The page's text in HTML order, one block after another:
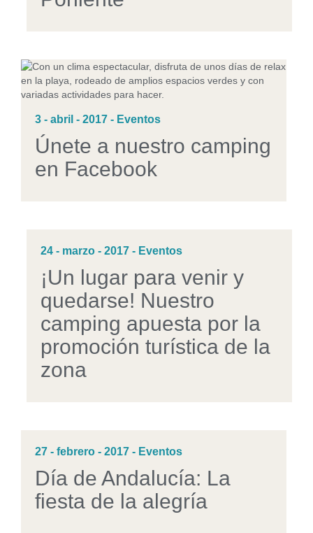
3 - abril - 2017 - Eventos
Únete a nuestro camping
en Facebook
24 - marzo - 2017 - Eventos
¡Un lugar para venir y
quedarse! Nuestro
camping apuesta por la
promoción turística de la
zona
27 - febrero - 2017 - Eventos
Día de Andalucía: La
fiesta de la alegría